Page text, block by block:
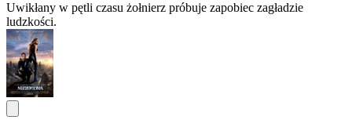
Uwikłany w pętli czasu żołnierz próbuje zapobiec zagładzie
ludzkości.